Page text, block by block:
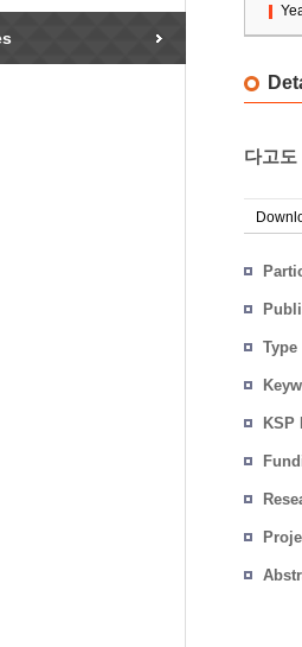
다고
Type
KSP